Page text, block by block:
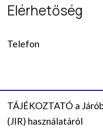
Elérhetőség
Telefon
TÁJÉKOZTATÓ a
(JIR) használatáról